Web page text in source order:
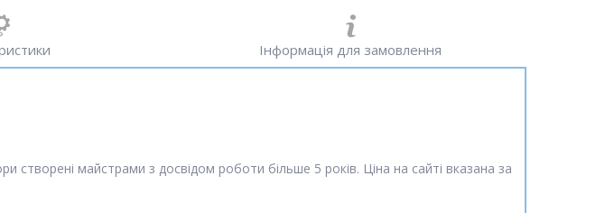
Інформація для замовлення
майстрами з досвідом роботи більше 5 років. Ціна на сайті вказана за